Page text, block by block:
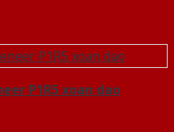
P1R5 xoan dao